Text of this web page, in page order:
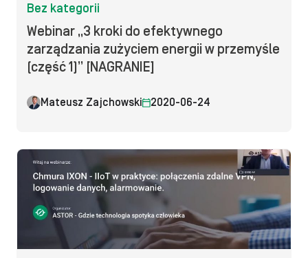
Bez kategorii
Webinar „3 kroki do efektywnego
zarządzania zużyciem energii w przemyśle
(część 1)” [NAGRANIE]
Mateusz Zajchowski 2020-06-24